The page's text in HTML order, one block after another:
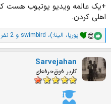
+یک عالمه ویدیو یوتیوب هست که
اهلی کردن.
ا
م
ا
ز
پوریا، الینا:)، swimbird و 2 نفر دیگر
Sarvejahan
کاربر فوق‌حرفه‌ای